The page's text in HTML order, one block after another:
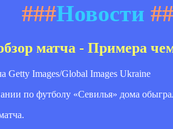
###Новости
матча - Примера
Getty Images/Global Images Ukraine
по футболу «Севилья» дома